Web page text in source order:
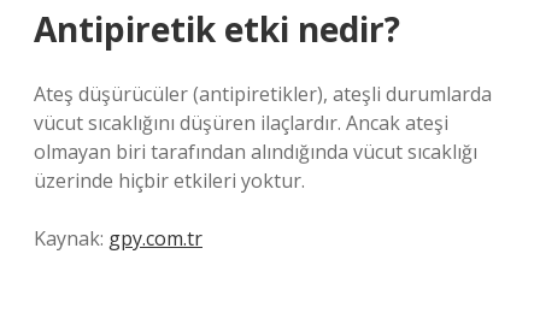
Antipiretik etki nedir?
Ateş düşürücüler (antipiretikler), ateşli durumlarda
vücut sıcaklığını düşüren ilaçlardır. Ancak ateşi
olmayan biri tarafından alındığında vücut sıcaklığı
üzerinde hiçbir etkileri yoktur.
Kaynak: gpy.com.tr